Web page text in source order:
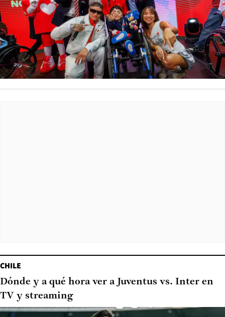
CHILE
Dónde y a qué hora ver a Juventus vs. Inter en
TV y streaming